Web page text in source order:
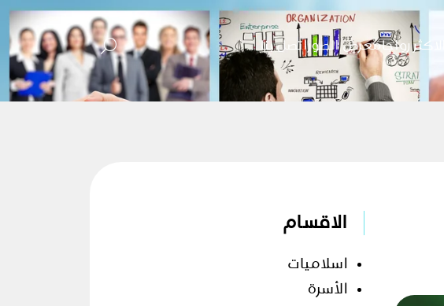
الاكثر رواجامعرض الصوراتصل بنا
الاقسام
اسلاميات
الأسرة